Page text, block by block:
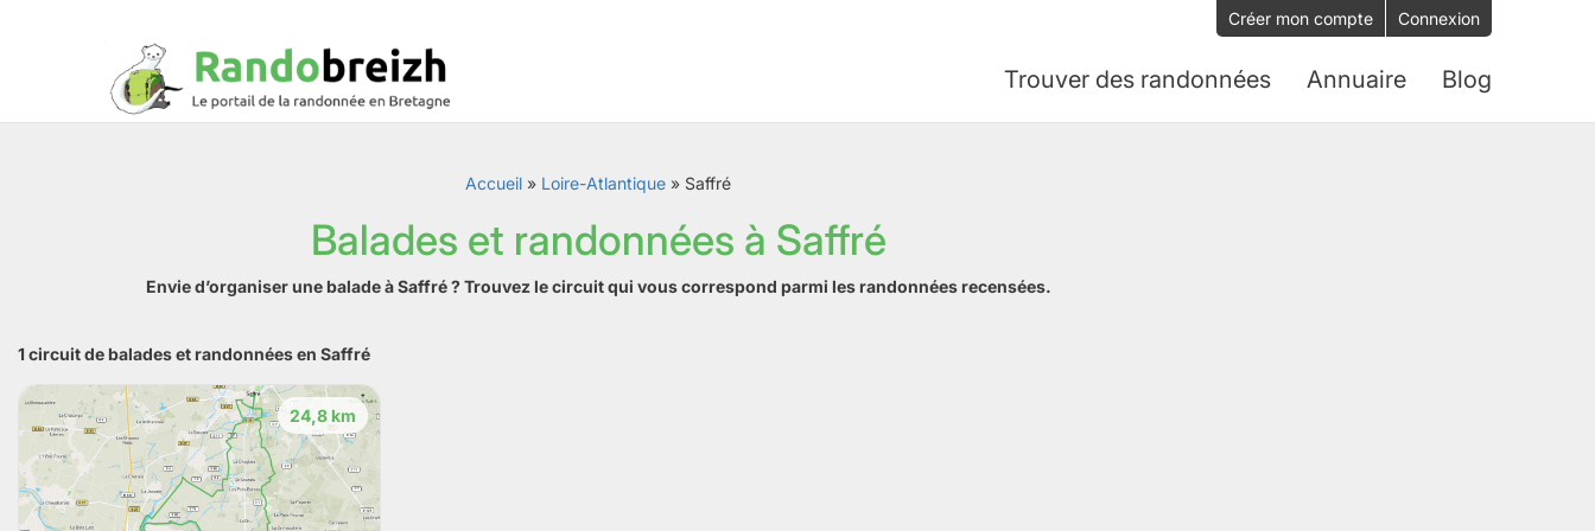
Créer mon compte Connexion
Trouver des randonnées Annuaire Blog
Accueil » Loire-Atlantique » Saffré
Balades et randonnées à Saffré
Envie d’organiser une balade à Saffré ? Trouvez le circuit qui vous correspond parmi les randonnées recensées.
1 circuit de balades et randonnées en Saffré
24,8 km